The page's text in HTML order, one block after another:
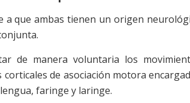
a que ambas tienen un origen
de manera voluntaria los
de asociación motora
faringe y laringe.